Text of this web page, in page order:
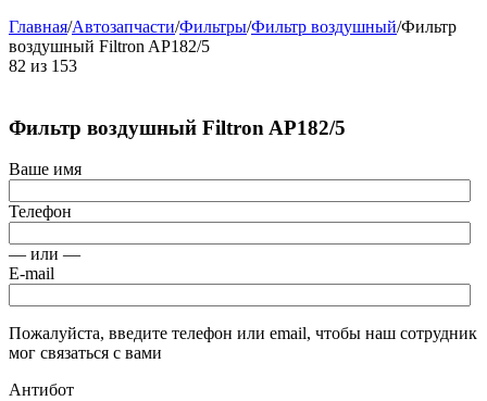
Главная/Автозапчасти/Фильтры/Фильтр воздушный/Фильтр
воздушный Filtron AP182/5
82 из 153
Фильтр воздушный Filtron AP182/5
Ваше имя
Телефон
— или —
E-mail
Пожалуйста, введите телефон или email, чтобы наш сотрудник
мог связаться с вами
Антибот